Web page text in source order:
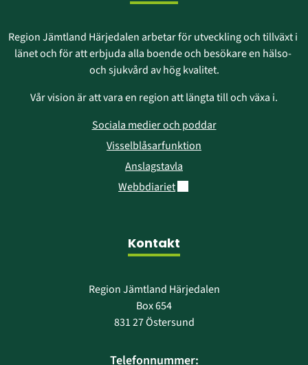
Region Jämtland Härjedalen arbetar för utveckling och tillväxt i
länet och för att erbjuda alla boende och besökare en hälso-
och sjukvård av hög kvalitet.
Vår vision är att vara en region att längta till och växa i.
Sociala medier och poddar
Visselblåsarfunktion
Anslagstavla
WebbdiarietLänk till annan webbplats.
Kontakt
Region Jämtland Härjedalen
Box 654
831 27 Östersund
Telefonnummer: